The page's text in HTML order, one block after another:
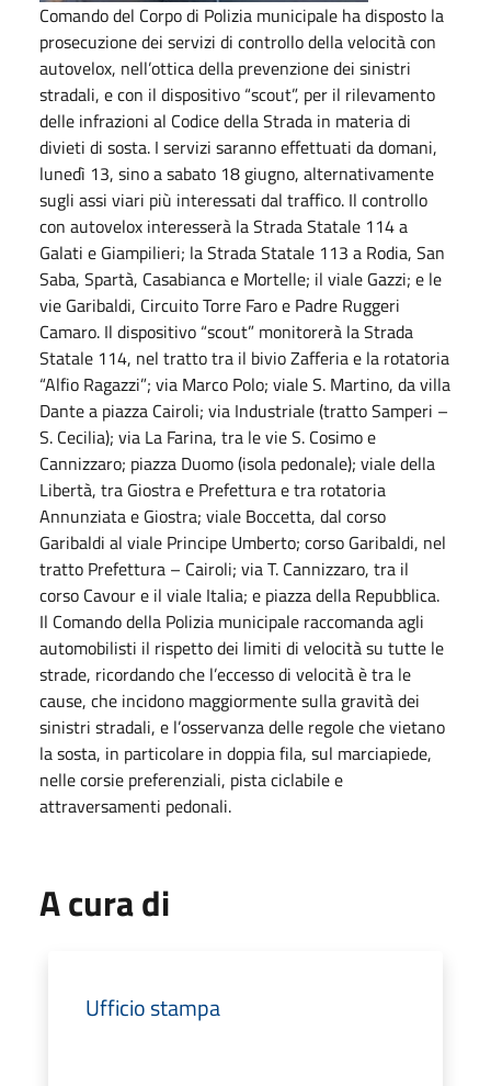
Comando del Corpo di Polizia municipale ha disposto la
prosecuzione dei servizi di controllo della velocità con
autovelox, nell’ottica della prevenzione dei sinistri
stradali, e con il dispositivo “scout”, per il rilevamento
delle infrazioni al Codice della Strada in materia di
divieti di sosta. I servizi saranno effettuati da domani,
lunedì 13, sino a sabato 18 giugno, alternativamente
sugli assi viari più interessati dal traffico. Il controllo
con autovelox interesserà la Strada Statale 114 a
Galati e Giampilieri; la Strada Statale 113 a Rodia, San
Saba, Spartà, Casabianca e Mortelle; il viale Gazzi; e le
vie Garibaldi, Circuito Torre Faro e Padre Ruggeri
Camaro. Il dispositivo “scout” monitorerà la Strada
Statale 114, nel tratto tra il bivio Zafferia e la rotatoria
“Alfio Ragazzi”; via Marco Polo; viale S. Martino, da villa
Dante a piazza Cairoli; via Industriale (tratto Samperi –
S. Cecilia); via La Farina, tra le vie S. Cosimo e
Cannizzaro; piazza Duomo (isola pedonale); viale della
Libertà, tra Giostra e Prefettura e tra rotatoria
Annunziata e Giostra; viale Boccetta, dal corso
Garibaldi al viale Principe Umberto; corso Garibaldi, nel
tratto Prefettura – Cairoli; via T. Cannizzaro, tra il
corso Cavour e il viale Italia; e piazza della Repubblica.
Il Comando della Polizia municipale raccomanda agli
automobilisti il rispetto dei limiti di velocità su tutte le
strade, ricordando che l’eccesso di velocità è tra le
cause, che incidono maggiormente sulla gravità dei
sinistri stradali, e l’osservanza delle regole che vietano
la sosta, in particolare in doppia fila, sul marciapiede,
nelle corsie preferenziali, pista ciclabile e
attraversamenti pedonali.
A cura di
Ufficio stampa